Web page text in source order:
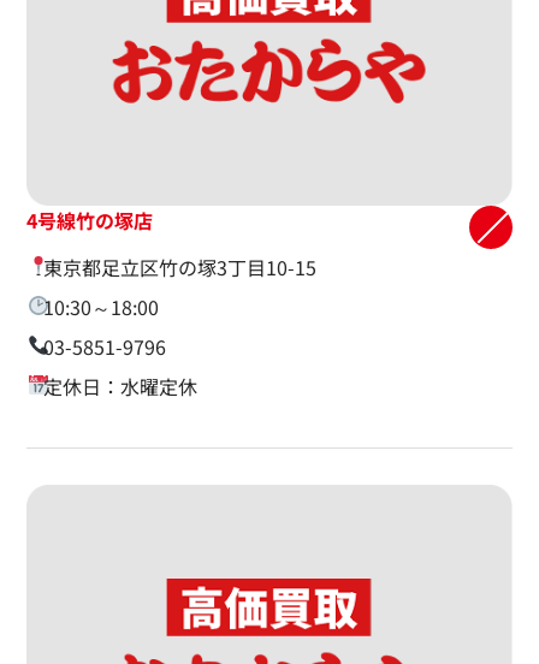
4号線竹の塚店
東京都足立区竹の塚3丁目10-15
10:30～18:00
03-5851-9796
定休日：水曜定休